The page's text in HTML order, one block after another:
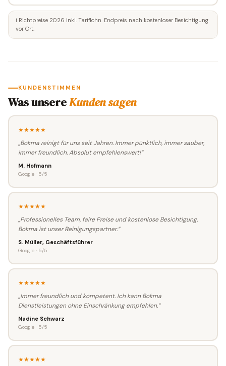
ℹ️ Richtpreise 2026 inkl. Tariflohn. Endpreis nach kostenloser Besichtigung
vor Ort.
KUNDENSTIMMEN
Was unsereKunden sagen
★★★★★
„Bokma reinigt für uns seit Jahren. Immer pünktlich, immer sauber,
immer freundlich. Absolut empfehlenswert!“
M. Hofmann
Google · 5/5
★★★★★
„Professionelles Team, faire Preise und kostenlose Besichtigung.
Bokma ist unser Reinigungspartner.“
S. Müller, Geschäftsführer
Google · 5/5
★★★★★
„Immer freundlich und kompetent. Ich kann Bokma
Dienstleistungen ohne Einschränkung empfehlen.“
Nadine Schwarz
Google · 5/5
★★★★★